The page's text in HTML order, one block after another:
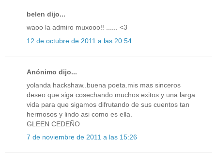
belen dijo...
waoo la admiro muxooo!! ...... <3
12 de octubre de 2011 a las 20:54
Anónimo dijo...
yolanda hackshaw..buena poeta.mis mas sinceros
deseo que siga cosechando muchos exitos y una larga
vida para que sigamos difrutando de sus cuentos tan
hermosos y lindo asi como es ella.
GLEEN CEDEÑO
7 de noviembre de 2011 a las 15:26